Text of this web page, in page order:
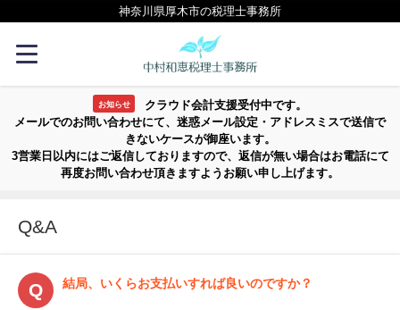
神奈川県厚木市の税理士事務所
お知らせ
クラウド会計支援受付中です。
メールでのお問い合わせにて、迷惑メール設定・アドレスミスで送信で
きないケースが御座います。
3営業日以内にはご返信しておりますので、返信が無い場合はお電話にて
再度お問い合わせ頂きますようお願い申し上げます。
Q&A
結局、いくらお支払いすれば良いのですか？